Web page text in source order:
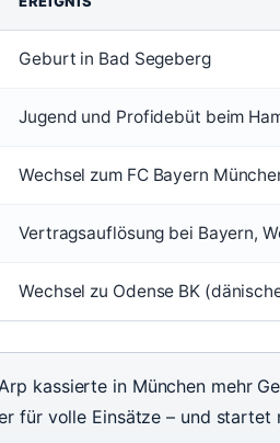
Geburt in Bad Segeberg
Jugend und Profidebüt beim
Wechsel zum FC Bayern
Vertragsauflösung bei Bayern,
Wechsel zu Odense BK
kassierte in München mehr
für volle Einsätze – und startet